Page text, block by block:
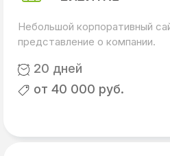
Небольшой корпоративный
представление о компании.
20 дней
от 40 000 руб.